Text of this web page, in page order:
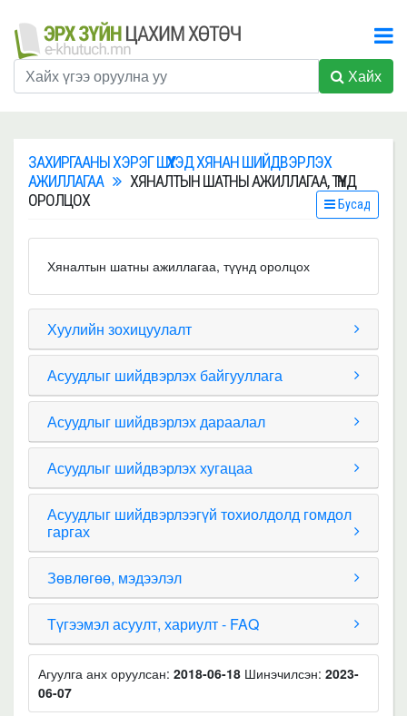
Хайх
ЗАХИРГААНЫ ХЭРЭГ ШҮҮХЭД ХЯНАН ШИЙДВЭРЛЭХ
АЖИЛЛАГАА
ХЯНАЛТЫН ШАТНЫ АЖИЛЛАГАА, ТҮҮНД
ОРОЛЦОХ
Бусад
Хяналтын шатны ажиллагаа, түүнд оролцох
Хуулийн зохицуулалт
Асуудлыг шийдвэрлэх байгууллага
Асуудлыг шийдвэрлэх дараалал
Асуудлыг шийдвэрлэх хугацаа
Асуудлыг шийдвэрлээгүй тохиолдолд гомдол
гаргах
Зөвлөгөө, мэдээлэл
Түгээмэл асуулт, хариулт - FAQ
Агуулга анх оруулсан: 2018-06-18 Шинэчилсэн: 2023-
06-07